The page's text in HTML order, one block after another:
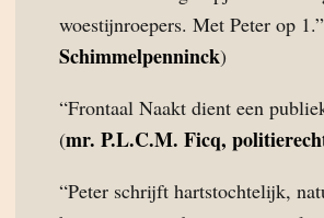
woestijnroepers. Met Peter op
Schimmelpenninck)
“Frontaal Naakt dient een
(mr. P.L.C.M. Ficq,
“Peter schrijft hartstochtelijk,